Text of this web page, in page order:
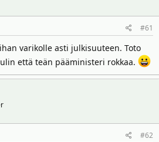
#61
varikolle asti julkisuuteen. Toto
että teän pääministeri rokkaa.
#62